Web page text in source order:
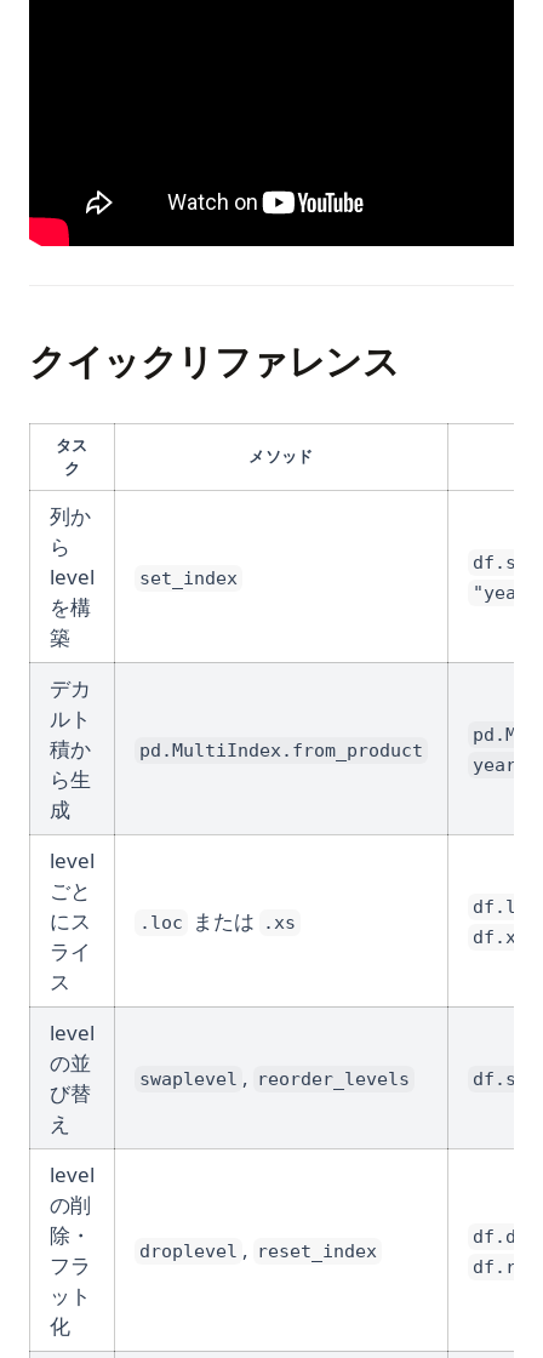
クイックリファレンス
タス
ク
メソッド
列か
ら
level
を構
築
set_index
デカ
ルト
積か
ら生
成
pd.MultiIndex.from_product
level
ごと
にス
ライ
ス
.loc または .xs
level
の並
び替
え
swaplevel , reorder_levels
level
の削
除・
フラ
ット
化
droplevel , reset_index